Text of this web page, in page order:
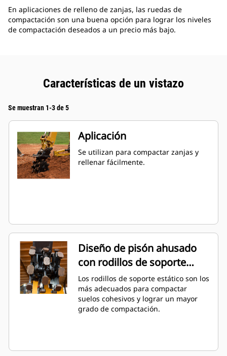
En aplicaciones de relleno de zanjas, las ruedas de
compactación son una buena opción para lograr los niveles
de compactación deseados a un precio más bajo.
Características de un vistazo
Se muestran 1-3 de 5
Aplicación
Se utilizan para compactar zanjas y
rellenar fácilmente.
Diseño de pisón ahusado
con rodillos de soporte
estático
Los rodillos de soporte estático son los
más adecuados para compactar
suelos cohesivos y lograr un mayor
grado de compactación.